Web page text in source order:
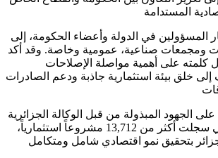
المسؤولين في الدولة وأعضاء الحكومة، إلى
ومجمعات صناعية، عمومية وخاصة. وقد أكد
كلمته على أهمية مواصلة الإصلاحات
إلى خلق بيئة استثمارية جاذبة ودعم الصادرات
الجهود المبذولة من قبل الوكالة الجزائرية
لترقية الاستثمار، التي سجلت أكثر من 13,712 مشروعاً استثمارياً،